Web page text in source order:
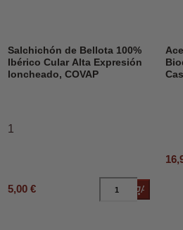
Salchichón de Bellota 100%
Ibérico Cular Alta Expresión
loncheado, COVAP
1
5,00 € Añadir al